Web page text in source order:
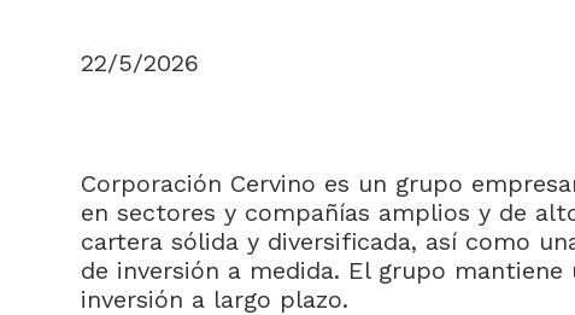
22/5/2026
Corporación Cervino es un grupo
en sectores y compañías amplios y de
cartera sólida y diversificada, así como
de inversión a medida. El grupo mantiene
inversión a largo plazo.